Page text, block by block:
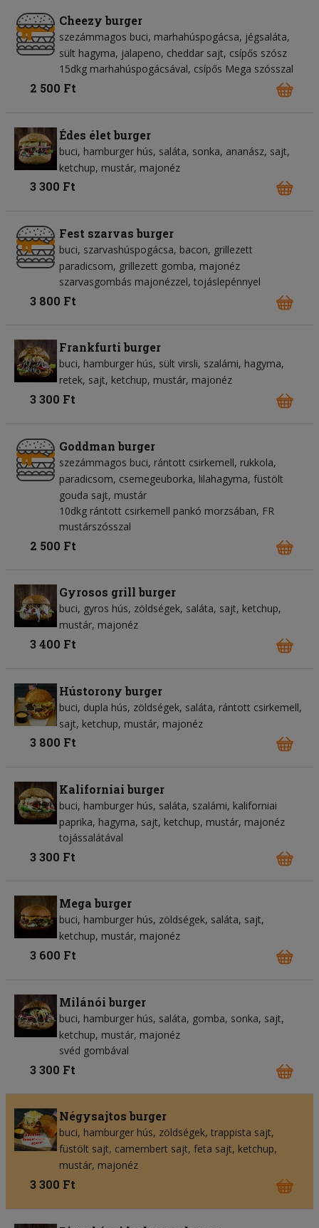
Cheezy burger
szezámmagos buci marhahúspogácsa jégsaláta
sült hagyma jalapeno cheddar sajt csípős szósz
15dkg marhahúspogácsával, csípős Mega szósszal
2 500 Ft
Édes élet burger
buci hamburger hús saláta sonka ananász sajt
ketchup mustár majonéz
3 300 Ft
Fest szarvas burger
buci szarvashúspogácsa bacon grillezett
paradicsom grillezett gomba majonéz
szarvasgombás majonézzel, tojáslepénnyel
3 800 Ft
Frankfurti burger
buci hamburger hús sült virsli szalámi hagyma
retek sajt ketchup mustár majonéz
3 300 Ft
Goddman burger
szezámmagos buci rántott csirkemell rukkola
paradicsom csemegeuborka lilahagyma füstölt
gouda sajt mustár
10dkg rántott csirkemell pankó morzsában, FR
mustárszósszal
2 500 Ft
Gyrosos grill burger
buci gyros hús zöldségek saláta sajt ketchup
mustár majonéz
3 400 Ft
Hústorony burger
buci dupla hús zöldségek saláta rántott csirkemell
sajt ketchup mustár majonéz
3 800 Ft
Kaliforniai burger
buci hamburger hús saláta szalámi kaliforniai
paprika hagyma sajt ketchup mustár majonéz
tojássalátával
3 300 Ft
Mega burger
buci hamburger hús zöldségek saláta sajt
ketchup mustár majonéz
3 600 Ft
Milánói burger
buci hamburger hús saláta gomba sonka sajt
ketchup mustár majonéz
svéd gombával
3 300 Ft
Négysajtos burger
buci hamburger hús zöldségek trappista sajt
füstölt sajt camembert sajt feta sajt ketchup
mustár majonéz
3 300 Ft